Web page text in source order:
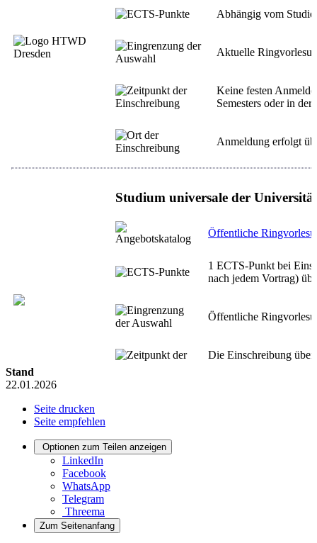
Stand
22.01.2026
Seite drucken
Seite empfehlen
Optionen zum Teilen anzeigen
LinkedIn
Facebook
WhatsApp
Telegram
Threema
Zum Seitenanfang